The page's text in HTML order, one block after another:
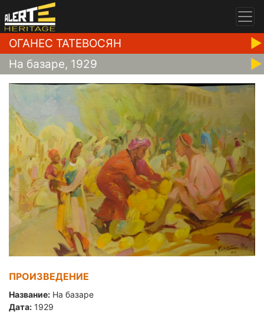
ОГАНЕС ТАТЕВОСЯН
На базаре, 1929
ПРОИЗВЕДЕНИЕ
Название: На базаре
Дата: 1929